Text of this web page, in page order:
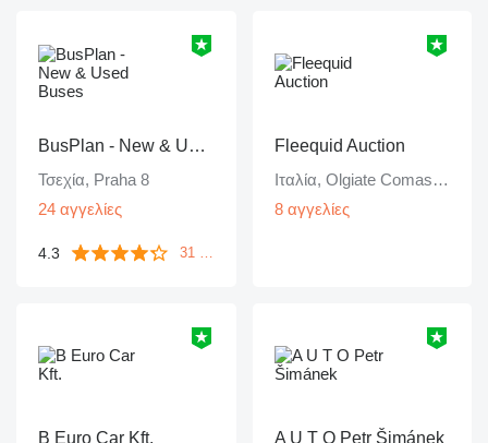
BusPlan - New & Used Buses
Τσεχία, Praha 8
24 αγγελίες
4.3 31 ανατροφοδοτήσεις
Fleequid Auction
Ιταλία, Olgiate Comasco (CO)
8 αγγελίες
B Euro Car Kft.
A U T O Petr Šimánek